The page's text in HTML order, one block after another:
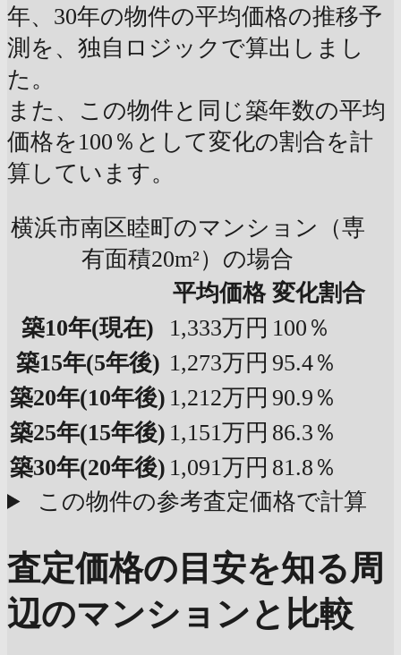
年、30年の物件の平均価格の推移予
測を、独自ロジックで算出しまし
た。
また、この物件と同じ築年数の平均
価格を100％として変化の割合を計
算しています。
横浜市南区睦町のマンション（専
有面積20m²）の場合
平均価格 変化割合
築10年(現在) 1,333万円 100％
築15年(5年後) 1,273万円 95.4％
築20年(10年後) 1,212万円 90.9％
築25年(15年後) 1,151万円 86.3％
築30年(20年後) 1,091万円 81.8％
この物件の参考査定価格で計算
査定価格の目安を知る周
辺のマンションと比較